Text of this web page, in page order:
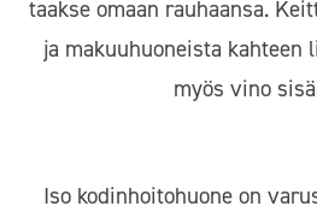
taakse omaan rauhaansa.
ja makuuhuoneista kahteen
myös vino
Iso kodinhoitohuone on